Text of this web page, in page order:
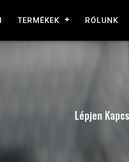
TERMÉKEK RÓLUNK
Lépjen